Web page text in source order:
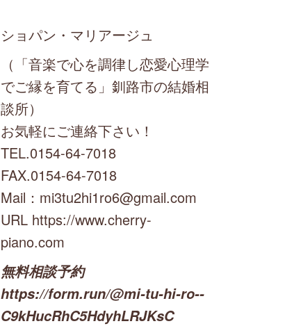
ショパン・マリアージュ
（「音楽で心を調律し恋愛心理学
でご縁を育てる」釧路市の結婚相
談所）
お気軽にご連絡下さい！
TEL.0154-64-7018
FAX.0154-64-7018
Mail：mi3tu2hi1ro6@gmail.com
URL https://www.cherry-
piano.com
無料相談予約
https://form.run/@mi-tu-hi-ro--
C9kHucRhC5HdyhLRJKsC